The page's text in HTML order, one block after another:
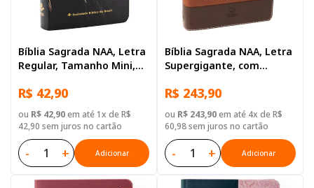
Bíblia Sagrada NAA, Letra
Regular, Tamanho Mini,
Ilustrada
R$ 42,90
ou R$ 42,90em até 1x de R$
42,90 sem juros no cartão
- + Adicionar
Bíblia Sagrada NAA, Letra
Supergigante, com
destacadas, com índice,
Capa Couro Sintético
Marrom
R$ 243,90
ou R$ 243,90em até 4x de R$
60,98 sem juros no cartão
- + Adicionar